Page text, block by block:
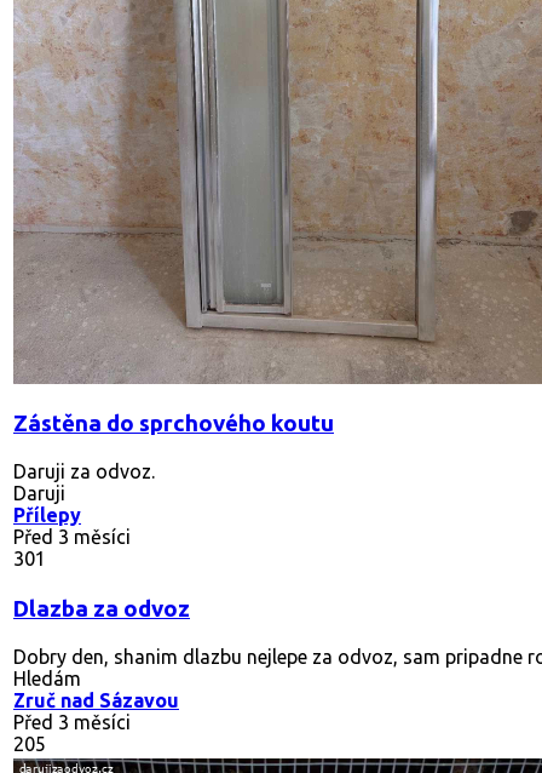
Zástěna do sprchového koutu
Daruji za odvoz.
Daruji
Přílepy
Před 3 měsíci
301
Dlazba za odvoz
Dobry den, shanim dlazbu nejlepe za odvoz, sam pripadne
Hledám
Zruč nad Sázavou
Před 3 měsíci
205